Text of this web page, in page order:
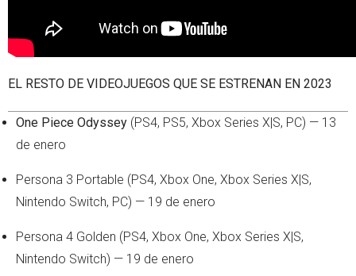
EL RESTO DE VIDEOJUEGOS QUE SE ESTRENAN EN 2023
One Piece Odyssey (PS4, PS5, Xbox Series X|S, PC) — 13
de enero
Persona 3 Portable (PS4, Xbox One, Xbox Series X|S,
Nintendo Switch, PC) — 19 de enero
Persona 4 Golden (PS4, Xbox One, Xbox Series X|S,
Nintendo Switch) — 19 de enero